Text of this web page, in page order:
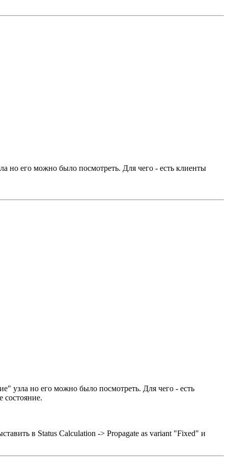
но его можно было посмотреть. Для чего - есть клиенты
узла но его можно было посмотреть. Для чего - есть
состояние.
в Status Cаlculation -> Propagate as variant "Fixed" и